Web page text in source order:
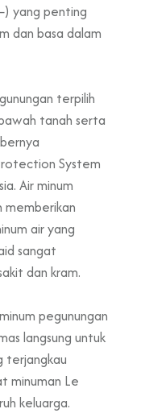
yang penting
dan basa dalam
terpilih
tanah serta
System
Air minum
memberikan
air yang
sangat
dan kram.
pegunungan
langsung untuk
terjangkau
minuman Le
keluarga.